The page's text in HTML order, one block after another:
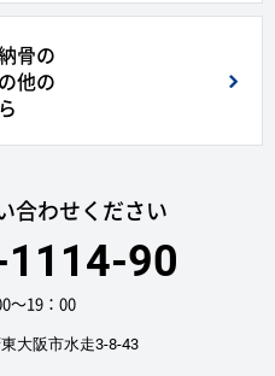
骨の
他の
合わせください
90
〜19：00
大阪市水走3-8-43